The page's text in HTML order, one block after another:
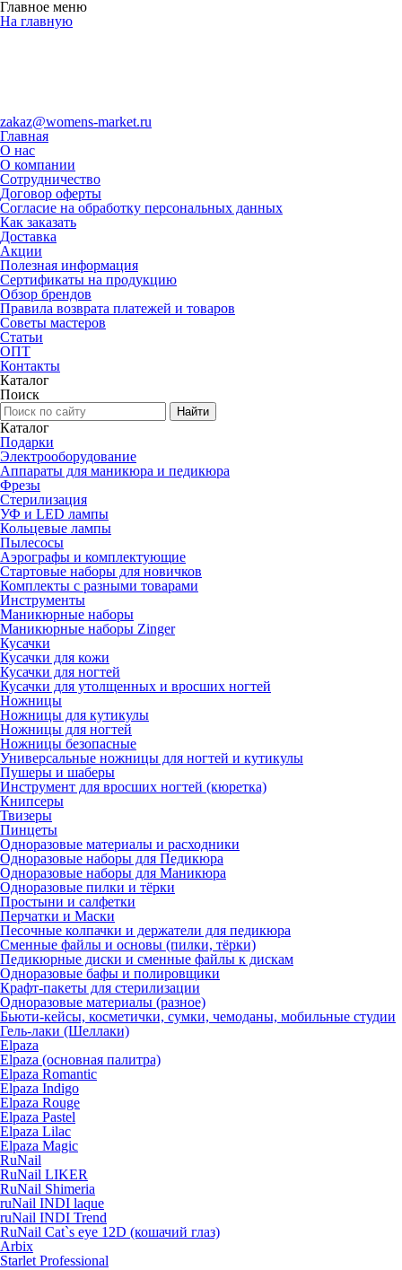
Главное меню
На главную
zakaz@womens-market.ru
Главная
О нас
О компании
Сотрудничество
Договор оферты
Согласие на обработку персональных данных
Как заказать
Доставка
Акции
Полезная информация
Сертификаты на продукцию
Обзор брендов
Правила возврата платежей и товаров
Советы мастеров
Статьи
ОПТ
Контакты
Каталог
Поиск
Каталог
Подарки
Электро­оборудование
Аппараты для маникюра и педикюра
Фрезы
Стерилизация
УФ и LED лампы
Кольцевые лампы
Пылесосы
Аэрографы и комплектующие
Стартовые наборы для новичков
Комплекты с разными товарами
Инструменты
Маникюрные наборы
Маникюрные наборы Zinger
Кусачки
Кусачки для кожи
Кусачки для ногтей
Кусачки для утолщенных и вросших ногтей
Ножницы
Ножницы для кутикулы
Ножницы для ногтей
Ножницы безопасные
Универсальные ножницы для ногтей и кутикулы
Пушеры и шаберы
Инструмент для вросших ногтей (кюретка)
Книпсеры
Твизеры
Пинцеты
Одноразовые материалы и расходники
Одноразовые наборы для Педикюра
Одноразовые наборы для Маникюра
Одноразовые пилки и тёрки
Простыни и салфетки
Перчатки и Маски
Песочные колпачки и держатели для педикюра
Cменные файлы и основы (пилки, тёрки)
Педикюрные диски и сменные файлы к дискам
Одноразовые бафы и полировщики
Крафт-пакеты для стерилизации
Одноразовые материалы (разное)
Бьюти-кейсы, косметички, сумки, чемоданы, мобильные студии
Гель-лаки (Шеллаки)
Elpaza
Elpaza (основная палитра)
Elpaza Romantic
Elpaza Indigo
Elpaza Rouge
Elpaza Pastel
Elpaza Lilac
Elpaza Magic
RuNail
RuNail LIKER
RuNail Shimeria
ruNail INDI laque
ruNail INDI Trend
RuNail Cat`s eye 12D (кошачий глаз)
Arbix
Starlet Professional